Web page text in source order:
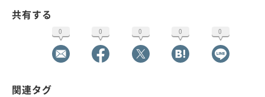
共有する
0 0 0 0 0
関連タグ